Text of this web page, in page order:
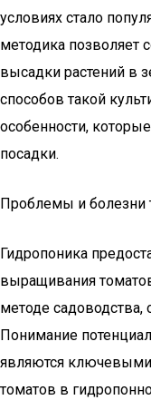
условиях стало
методика позволяет
высадки растений в
способов такой
особенности,
посадки.
Проблемы и болезни
Гидропоника
выращивания
методе
Понимание
являются
томатов в